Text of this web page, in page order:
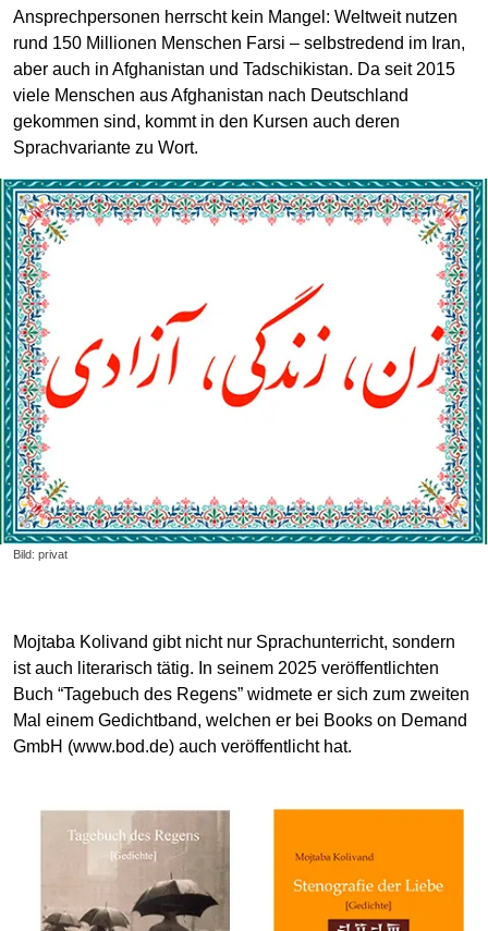
Bild: privat
Ansprechpersonen herrscht kein Mangel: Weltweit nutzen
rund 150 Millionen Menschen Farsi – selbstredend im Iran,
aber auch in Afghanistan und Tadschikistan. Da seit 2015
viele Menschen aus Afghanistan nach Deutschland
gekommen sind, kommt in den Kursen auch deren
Sprachvariante zu Wort.
Mojtaba Kolivand gibt nicht nur Sprachunterricht, sondern
ist auch literarisch tätig. In seinem 2025 veröffentlichten
Buch “Tagebuch des Regens” widmete er sich zum zweiten
Mal einem Gedichtband, welchen er bei Books on Demand
GmbH (www.bod.de) auch veröffentlicht hat.